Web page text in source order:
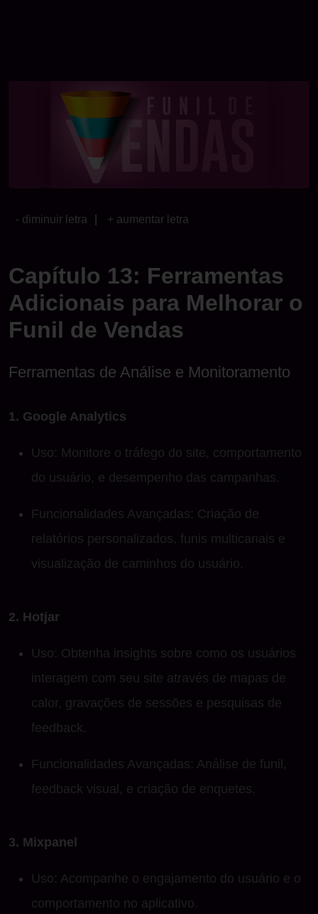
- diminuir letra + aumentar letra
Capítulo 13: Ferramentas
Adicionais para Melhorar o
Funil de Vendas
Ferramentas de Análise e Monitoramento
1. Google Analytics
Uso: Monitore o tráfego do site, comportamento
do usuário, e desempenho das campanhas.
Funcionalidades Avançadas: Criação de
relatórios personalizados, funis multicanais e
visualização de caminhos do usuário.
2. Hotjar
Uso: Obtenha insights sobre como os usuários
interagem com seu site através de mapas de
calor, gravações de sessões e pesquisas de
feedback.
Funcionalidades Avançadas: Análise de funil,
feedback visual, e criação de enquetes.
3. Mixpanel
Uso: Acompanhe o engajamento do usuário e o
comportamento no aplicativo.